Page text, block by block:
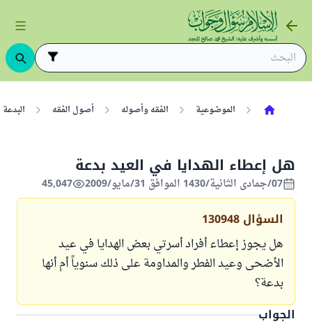
الموضوعية الفقه وأصوله أصول الفقه البدعة
هل إعطاء الهدايا في العيد بدعة
07/جمادى الثانية/1430 الموافق 31/مايو/2009 45,047
السؤال 130948
هل يجوز إعطاء أفراد أسرتي بعض الهدايا في عيد
الأضحى وعيد الفطر والمداومة على ذلك سنوياً أم أنها
بدعة؟
الجواب